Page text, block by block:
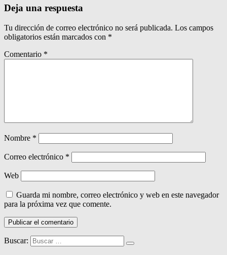
Deja una respuesta
Tu dirección de correo electrónico no será publicada. Los campos
obligatorios están marcados con *
Comentario *
Nombre *
Correo electrónico *
Web
Guarda mi nombre, correo electrónico y web en este navegador
para la próxima vez que comente.
Buscar: